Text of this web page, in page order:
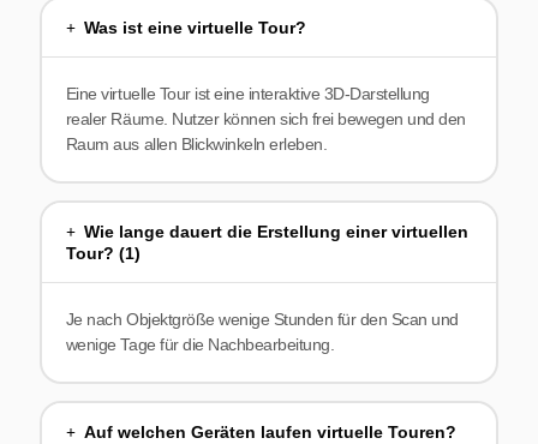
Was ist eine virtuelle Tour?
Eine virtuelle Tour ist eine interaktive 3D-Darstellung
realer Räume. Nutzer können sich frei bewegen und den
Raum aus allen Blickwinkeln erleben.
Wie lange dauert die Erstellung einer virtuellen
Tour? (1)
Je nach Objektgröße wenige Stunden für den Scan und
wenige Tage für die Nachbearbeitung.
Auf welchen Geräten laufen virtuelle Touren?